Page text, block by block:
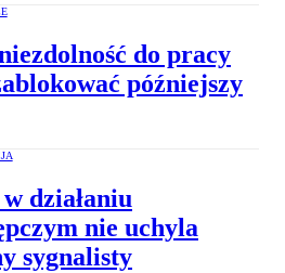
do pracy
późniejszy
działaniu
nie uchyla
sygnalisty